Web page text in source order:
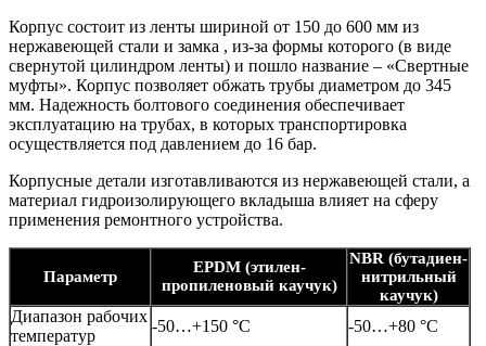
Корпус состоит из ленты шириной от 150 до 600 мм из
нержавеющей стали и замка , из-за формы которого (в виде
свернутой цилиндром ленты) и пошло название – «Свертные
муфты». Корпус позволяет обжать трубы диаметром до 345
мм. Надежность болтового соединения обеспечивает
эксплуатацию на трубах, в которых транспортировка
осуществляется под давлением до 16 бар.
Корпусные детали изготавливаются из нержавеющей стали, а
материал гидроизолирующего вкладыша влияет на сферу
применения ремонтного устройства.
Параметр
EPDM (этилен-
пропиленовый каучук)
NBR (бутадиен-
нитрильный
каучук)
Диапазон рабочих
температур
-50…+150 °C -50…+80 °C